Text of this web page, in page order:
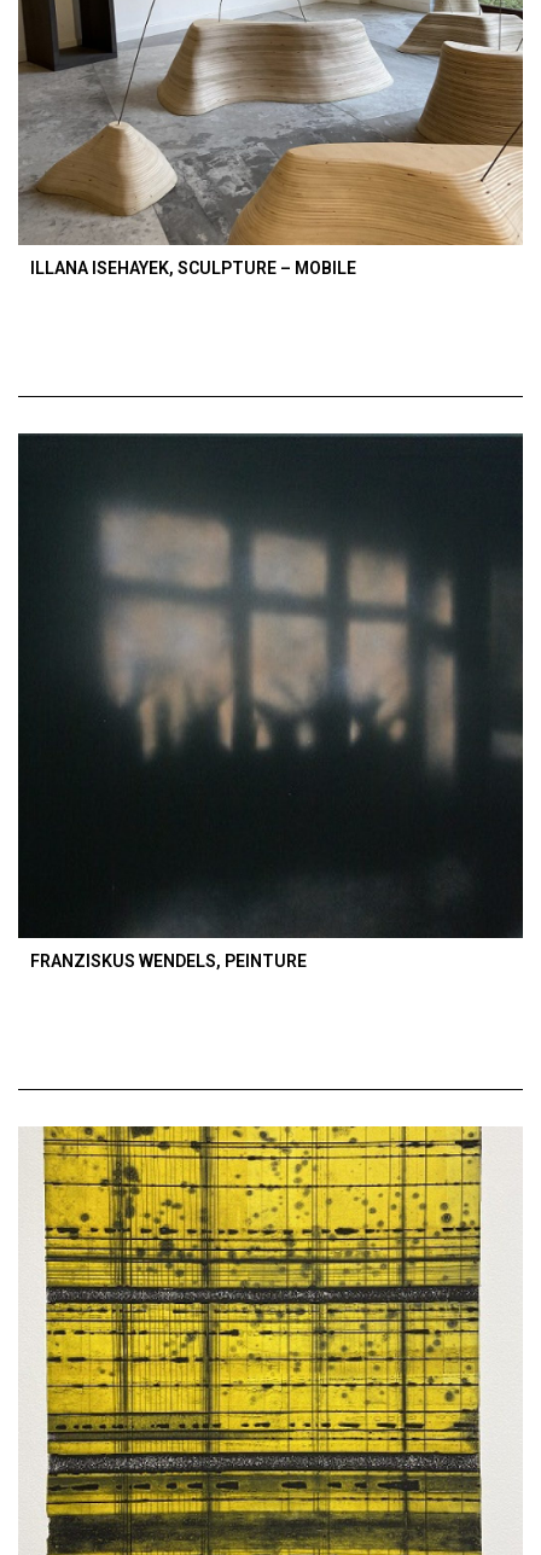
ILLANA ISEHAYEK, SCULPTURE – MOBILE
FRANZISKUS WENDELS, PEINTURE